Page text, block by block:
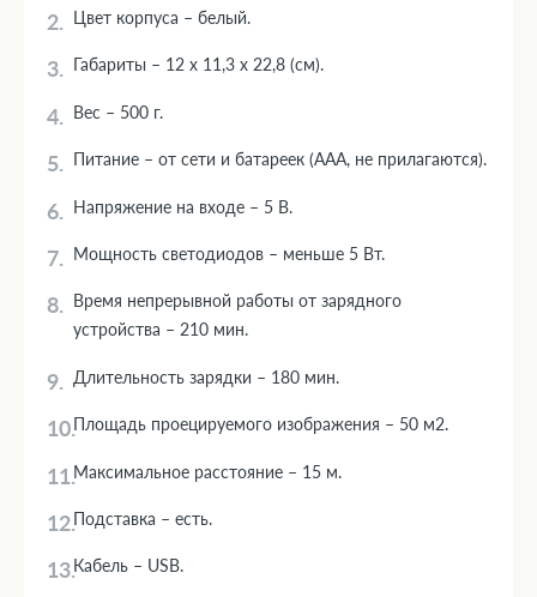
Цвет корпуса – белый.
Габариты – 12 х 11,3 х 22,8 (см).
Вес – 500 г.
Питание – от сети и батареек (ААА, не прилагаются).
Напряжение на входе – 5 В.
Мощность светодиодов – меньше 5 Вт.
Время непрерывной работы от зарядного
устройства – 210 мин.
Длительность зарядки – 180 мин.
Площадь проецируемого изображения – 50 м2.
Максимальное расстояние – 15 м.
Подставка – есть.
Кабель – USB.